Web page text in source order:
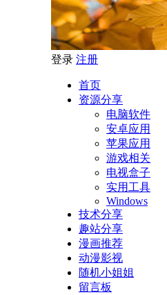
登录 注册
首页
资源分享
电脑软件
安卓应用
苹果应用
游戏相关
电视盒子
实用工具
Windows
技术分享
趣站分享
漫画推荐
动漫影视
随机小姐姐
留言板